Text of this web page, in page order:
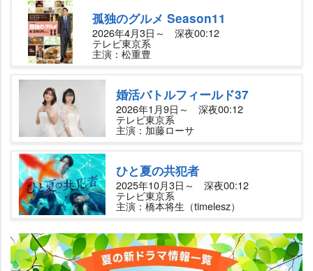
孤独のグルメ Season11
2026年4月3日～ 深夜00:12
テレビ東京系
主演：松重豊
婚活バトルフィールド37
2026年1月9日～ 深夜00:12
テレビ東京系
主演：加藤ローサ
ひと夏の共犯者
2025年10月3日～ 深夜00:12
テレビ東京系
主演：橋本将生（timelesz）